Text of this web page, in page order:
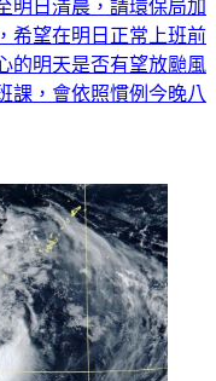
明日清晨，請環保局加
希望在明日正常上班前
的明天是否有望放颱風
課，會依照慣例今晚八